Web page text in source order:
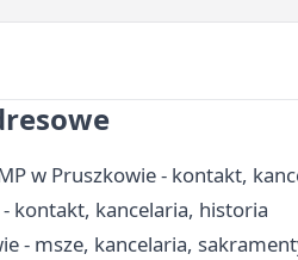
w Pruszkowie - kontakt,
kontakt, kancelaria, historia
- msze, kancelaria,